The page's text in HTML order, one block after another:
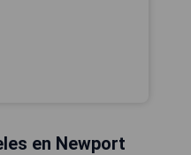
en Newport